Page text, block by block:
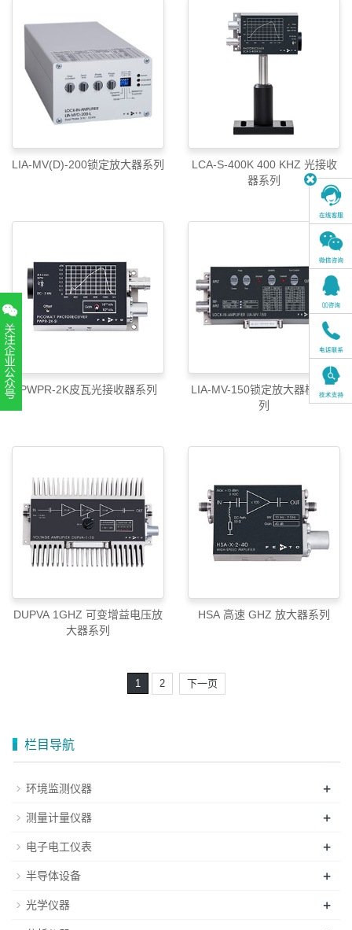
LIA-MV(D)-200锁定放大器系列
LCA-S-400K 400 KHZ 光接收
器系列
PWPR-2K皮瓦光接收器系列
LIA-MV-150锁定放大器模块系
列
DUPVA 1GHZ 可变增益电压放
大器系列
HSA 高速 GHZ 放大器系列
1 2 下一页
栏目导航
环境监测仪器 +
测量计量仪器 +
电子电工仪表 +
半导体设备 +
光学仪器 +
扫一扫，关注官方账号